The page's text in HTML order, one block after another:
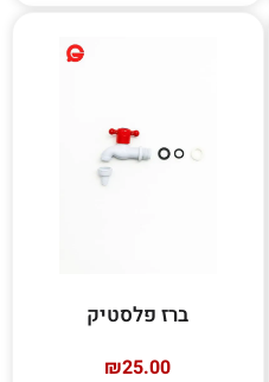
ברז פלסטיק
₪25.00